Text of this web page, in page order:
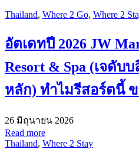
Thailand, Where 2 Go, Where 2
อัตเดทปี 2026 JW
Resort & Spa (เจดับ
หลัก) ทำไมรีสอร์ตนี้
26 มิถุนายน 2026
Read more
Thailand, Where 2 Stay